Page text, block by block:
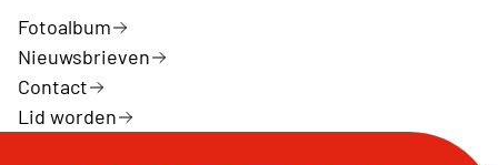
Fotoalbum
Nieuwsbrieven
Contact
Lid worden